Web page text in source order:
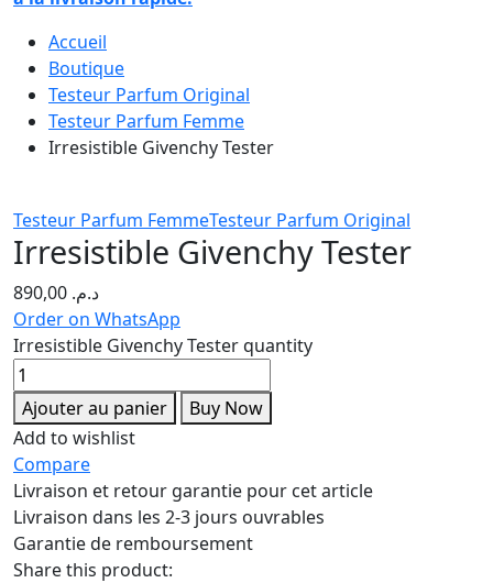
Accueil
Boutique
Testeur Parfum Original
Testeur Parfum Femme
Irresistible Givenchy Tester
Testeur Parfum FemmeTesteur Parfum Original
Irresistible Givenchy Tester
د.م.
Order on WhatsApp
Irresistible Givenchy Tester quantity
Ajouter au panier
Buy Now
Add to wishlist
Compare
Livraison et retour garantie pour cet article
Livraison dans les 2-3 jours ouvrables
Garantie de remboursement
Share this product: